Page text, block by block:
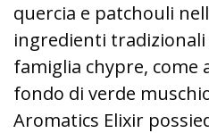
quercia e patchouli
ingredienti
famiglia chypre, come
fondo di verde
Aromatics Elixir